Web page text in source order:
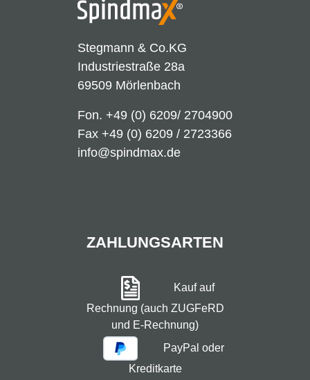
Stegmann & Co.KG
Industriestraße 28a
69509 Mörlenbach
Fon. +49 (0) 6209/ 2704900
Fax +49 (0) 6209 / 2723366
info@spindmax.de
ZAHLUNGSARTEN
Kauf auf
Rechnung (auch ZUGFeRD
und E-Rechnung)
PayPal oder
Kreditkarte